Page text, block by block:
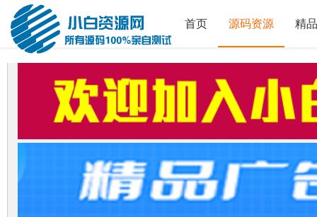
首页 源码资源 精